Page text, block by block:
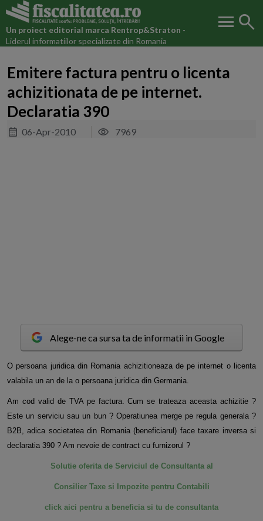
Un proiect editorial marca Rentrop&Straton -
Liderul informatiilor specializate din Romania
menu search
Emitere factura pentru o licenta
achizitionata de pe internet.
Declaratia 390
06-Apr-2010 7969
Alege-ne ca sursa ta de informatii in Google
O persoana juridica din Romania achizitioneaza de pe internet o licenta
valabila un an de la o persoana juridica din Germania.
Am cod valid de TVA pe factura. Cum se trateaza aceasta achizitie ?
Este un serviciu sau un bun ? Operatiunea merge pe regula generala ?
B2B, adica societatea din Romania (beneficiarul) face taxare inversa si
declaratia 390 ? Am nevoie de contract cu furnizorul ?
Solutie oferita de Serviciul de Consultanta al
Consilier Taxe si Impozite pentru Contabili
click aici pentru a beneficia si tu de consultanta